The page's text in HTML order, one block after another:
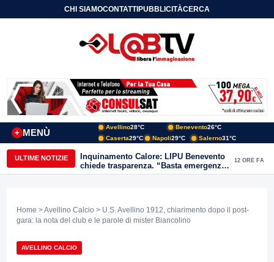
CHI SIAMOCONTATTIPUBBLICITÀCERCA
MENÙ
+
Avellino28°C Benevento26°C
Caserta29°C Napoli29°C Salerno31°C
ULTIME NOTIZIE
Inquinamento Calore: LIPU Benevento
chiede trasparenza. “Basta emergenze:
non possiamo continuare a trattare i
12 ORE FA
Home >Avellino Calcio > U.S. Avellino 1912, chiarimento dopo il post-
gara: la nota del club e le parole di mister Biancolino
AVELLINO CALCIO